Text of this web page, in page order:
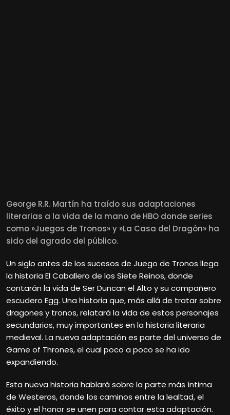
George R.R. Martín ha traído sus adaptaciones
literarias a la vida de la mano de HBO donde series
como »Juegos de Tronos» y »La Casa del Dragón» ha
sido del agrado del público.
Un siglo antes de los sucesos de Juego de Tronos llega
la historia El Caballero de los Siete Reinos, donde
contarán la vida de Ser Duncan el Alto y su compañero
escudero Egg. Una historia que, más allá de tratar sobre
dragones y tronos, relatará la vida de estos personajes
secundarios, muy importantes en la historia literaria
medieval. La nueva adaptación es parte del universo de
Game of Thrones, el cual poco a poco se ha ido
expandiendo.
Esta nueva historia hablará sobre la parte más íntima
de Westeros, donde los caminos entre la lealtad, el
éxito y el honor se unen para contar esta adaptación.